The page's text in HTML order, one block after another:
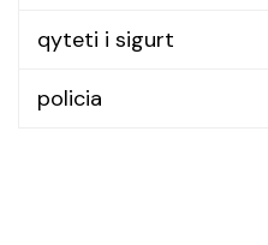
qyteti i sigurt
policia